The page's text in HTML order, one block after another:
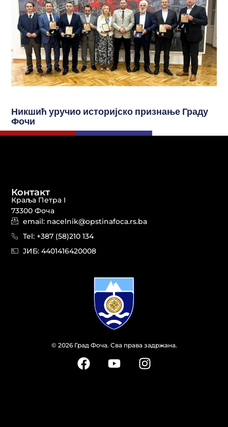
Никшић уручио историјско признање Граду
Фочи
© 2026 Град Фоча. Сва права задржана.
Контакт
Краља Петра I
73300 Фоча
email: nacelnik@opstinafoca.rs.ba
Tel: +387 (58)210 134
JИБ: 44014164​20008